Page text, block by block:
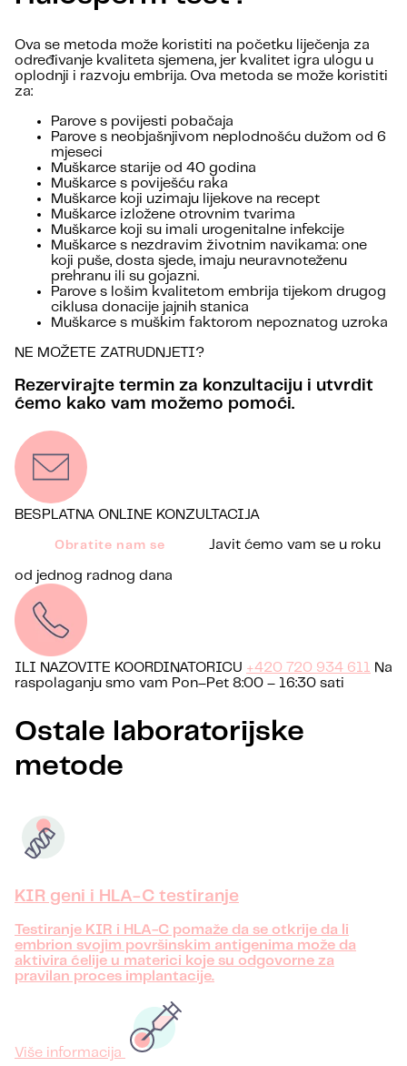
Ova se metoda može koristiti na početku liječenja za
određivanje kvaliteta sjemena, jer kvalitet igra ulogu u
oplodnji i razvoju embrija. Ova metoda se može koristiti
za:
Parove s povijesti pobačaja
Parove s neobjašnjivom neplodnošću dužom od 6
mjeseci
Muškarce starije od 40 godina
Muškarce s poviješću raka
Muškarce koji uzimaju lijekove na recept
Muškarce izložene otrovnim tvarima
Muškarce koji su imali urogenitalne infekcije
Muškarce s nezdravim životnim navikama: one
koji puše, dosta sjede, imaju neuravnoteženu
prehranu ili su gojazni.
Parove s lošim kvalitetom embrija tijekom drugog
ciklusa donacije jajnih stanica
Muškarce s muškim faktorom nepoznatog uzroka
NE MOŽETE ZATRUDNJETI?
Rezervirajte termin za konzultaciju i utvrdit
ćemo kako vam možemo pomoći.
BESPLATNA ONLINE KONZULTACIJA
Obratite nam se Javit ćemo vam se u roku
od jednog radnog dana
ILI NAZOVITE KOORDINATORICU +420 720 934 611
Na
raspolaganju smo vam Pon–Pet 8:00 – 16:30 sati
Ostale laboratorijske
metode
KIR geni i HLA-C testiranje
Testiranje KIR i HLA-C pomaže da se otkrije da li
embrion svojim površinskim antigenima može da
aktivira ćelije u materici koje su odgovorne za
pravilan proces implantacije.
Više informacija